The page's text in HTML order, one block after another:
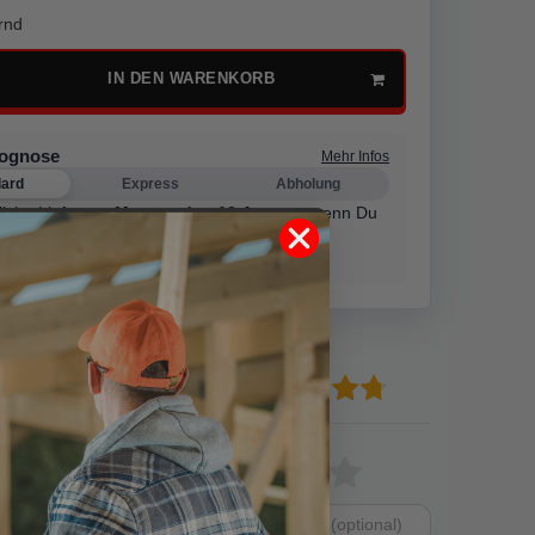
IN DEN WARENKORB
Mehr Infos
Express Abholung
Lieferung Montag den 10 August,wenn Du
13 Stunden und 27 Minuten
bestellst.
(16)
13
2
1
Bewertungssterne
von
4
von
3
von
2
von
1
von